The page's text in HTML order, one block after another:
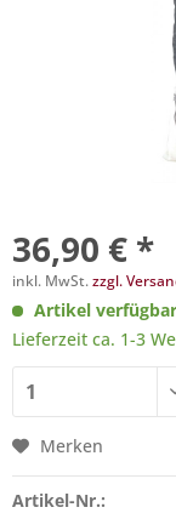
36,90 € *
inkl. MwSt.zzgl.
Artikel verfügbar
Lieferzeit ca. 1-3
Merken
Artikel-Nr.: